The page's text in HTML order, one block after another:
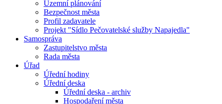
Územní plánování
Bezpečnost města
Profil zadavatele
Projekt "Sídlo Pečovatelské služby Napajedla"
Samospráva
Zastupitelstvo města
Rada města
Úřad
Úřední hodiny
Úřední deska
Úřední deska - archiv
Hospodaření města